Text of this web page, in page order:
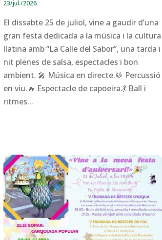
23/jul./2026
El dissabte 25 de juliol, vine a gaudir d’una
gran festa dedicada a la música i la cultura
llatina amb “La Calle del Sabor”, una tarda i
nit plenes de salsa, espectacles i bon
ambient. 🎤 Música en directe.🥁 Percussió
en viu.🔥 Espectacle de capoeira.💃 Ball i
ritmes...